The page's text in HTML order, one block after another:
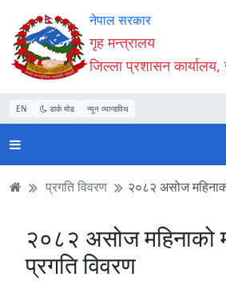
Accessibility
Mode
सुरु
गर्नुहोस्
सामाग्री
पढ्नुहाेस्
नेभिगेसन
पढ्नुहाेस्
वेबसाइट
खोजमा
जानुहोस्
नेपाल सरकार
गृह मन्त्रालय
जिल्ला प्रशासन
EN डार्क मोड न्यून व्यान्डविथ
प्रगति विवरण २०८२ असोज
२०८२ असोज महिनाको
प्रगति विवरण